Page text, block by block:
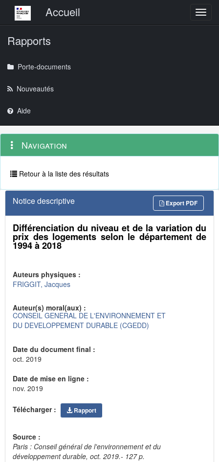
Menu principalAccueil
Rapports
Porte-documents
Nouveautés
Aide
Navigation
outils
Menu
contextuel
Navigation
Retour à la liste des résultats
Notice descriptive Export PDF
Différenciation du niveau et de la variation du
prix des logements selon le département de
1994 à 2018
Auteurs physiques :
FRIGGIT, Jacques
Auteur(s) moral(aux) :
CONSEIL GENERAL DE L'ENVIRONNEMENT ET
DU DEVELOPPEMENT DURABLE (CGEDD)
Date du document final :
oct. 2019
Date de mise en ligne :
nov. 2019
Télécharger : Rapport
Source :
Paris : Conseil général de l'environnement et du
développement durable, oct. 2019.- 127 p.